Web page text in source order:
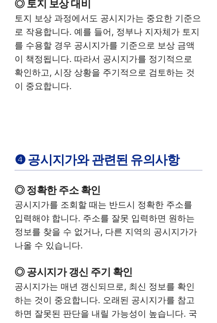
◎ 토지 보상 대비
토지 보상 과정에서도 공시지가는 중요한 기준으
로 작용합니다. 예를 들어, 정부나 지자체가 토지
를 수용할 경우 공시지가를 기준으로 보상 금액
이 책정됩니다. 따라서 공시지가를 정기적으로
확인하고, 시장 상황을 주기적으로 검토하는 것
이 중요합니다.
❹ 공시지가와 관련된 유의사항
◎ 정확한 주소 확인
공시지가를 조회할 때는 반드시 정확한 주소를
입력해야 합니다. 주소를 잘못 입력하면 원하는
정보를 찾을 수 없거나, 다른 지역의 공시지가가
나올 수 있습니다.
◎ 공시지가 갱신 주기 확인
공시지가는 매년 갱신되므로, 최신 정보를 확인
하는 것이 중요합니다. 오래된 공시지가를 참고
하면 잘못된 판단을 내릴 가능성이 높습니다. 국